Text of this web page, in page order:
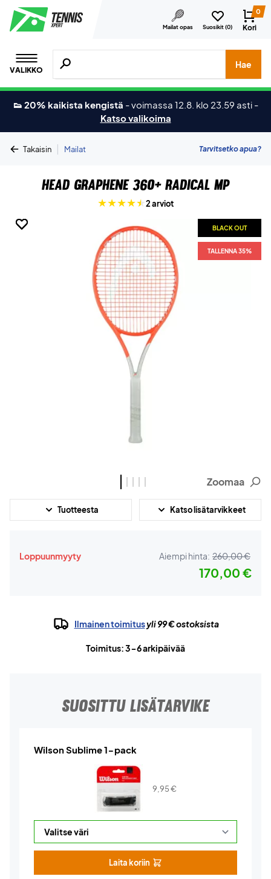
Mailat opas Suosikit (0)
0
Kori
VALIKKO
Hae tuotteita, merkkejä jne.
Hae
👟 20% kaikista kengistä -voimassa 12.8. klo 23.59 asti -
Katso valikoima
Takaisin | Mailat Tarvitsetko apua?
Head Graphene 360+ Radical MP
2 arviot
BLACK OUT
TALLENNA 35%
BLACK OUT
TALLENNA 35%
BLACK OUT
TALLENNA 35%
BLACK OUT
TALLENNA 35%
BLACK OUT
TALLENNA 35%
Zoomaa
Tuotteesta Katso lisätarvikkeet
Loppuunmyyty Aiempi hinta: 260,00 €
170,00 €
Ilmainen toimitusyli 99 € ostoksista
Toimitus: 3-6 arkipäivää
SUOSITTU LISÄTARVIKE
Wilson Sublime 1-pack
9,95€
Laita koriin